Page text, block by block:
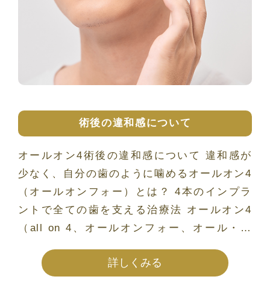
術後の違和感について
オールオン4術後の違和感について 違和感が
少なく、自分の歯のように噛めるオールオン4
（オールオンフォー）とは？ 4本のインプラ
ントで全ての歯を支える治療法 オールオン4
（all on 4、オールオンフォー、オール・オ
詳しくみる